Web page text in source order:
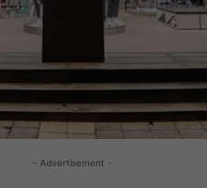
- Advertisement -